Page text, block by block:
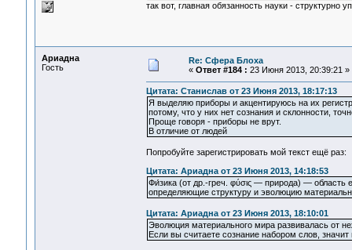
так вот, главная обязанность науки -
Ариадна
Гость
Re: Сфера Блоха
« Ответ #184 : 23 Июня 2013, 20:39:21 »
Цитата: Станислав от 23 Июня 2013, 18:17:13
Я выделяю приборы и акцентируюсь на их
потому, что у них нет сознания и склонности,
Проще говоря - приборы не врут.
В отличие от людей
Попробуйте зарегистрировать мой текст ещё раз:
Цитата: Ариадна от 23 Июня 2013, 14:18:53
Фи́зика (от др.-греч. φύσις — природа) —
определяющие структуру и эволюцию
Цитата: Ариадна от 23 Июня 2013, 18:10:01
Эволюция материального мира развивалась от
Если вы считаете сознание набором слов,